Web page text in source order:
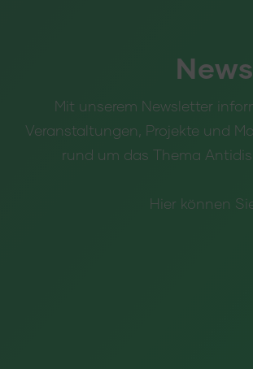
Mit unserem Newsletter
Veranstaltungen, Projekte und
rund um das Thema
Hier können